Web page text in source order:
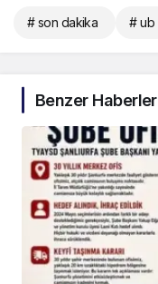
# son dakika # ub
Benzer Haberler